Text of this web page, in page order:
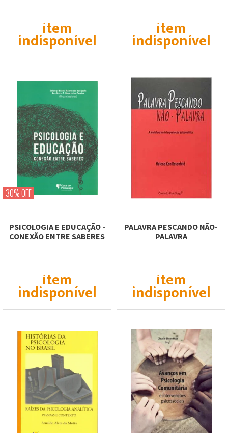
item
indisponível
item
indisponível
30% OFF
PSICOLOGIA E EDUCAÇÃO -
CONEXÃO ENTRE SABERES
item
indisponível
PALAVRA PESCANDO NÃO-
PALAVRA
item
indisponível